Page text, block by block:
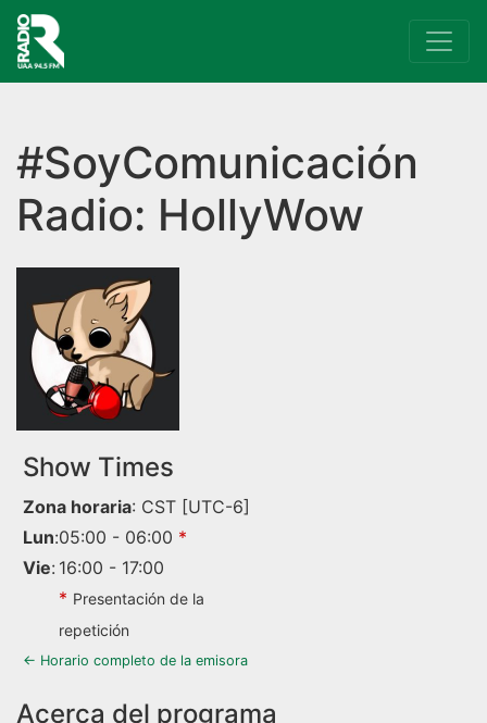
Navegación principal
#SoyComunicación
Radio: HollyWow
Show Times
Zona horaria: CST[UTC-6]
Lun:05:00 - 06:00 *
Vie: 16:00 - 17:00
* Presentación de la
repetición
← Horario completo de la emisora